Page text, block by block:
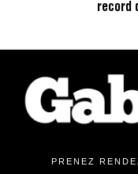
record
PRENEZ